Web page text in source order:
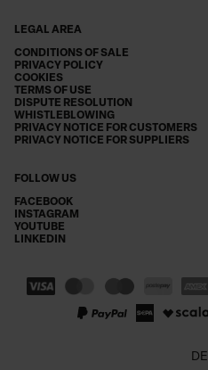
LEGAL AREA
CONDITIONS OF SALE
PRIVACY POLICY
COOKIES
TERMS OF USE
DISPUTE RESOLUTION
WHISTLEBLOWING
PRIVACY NOTICE FOR CUSTOMERS
PRIVACY NOTICE FOR SUPPLIERS
FOLLOW US
FACEBOOK
INSTAGRAM
YOUTUBE
LINKEDIN
DE